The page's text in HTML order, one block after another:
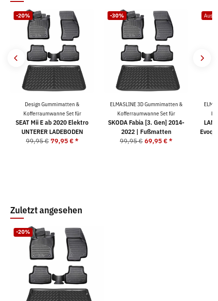
-20%
Design Gummimatten &
Kofferraumwanne Set für
SEAT Mii E ab 2020 Elektro
UNTERER LADEBODEN
99,95 € 79,95 €*
-30%
ELMASLINE 3D Gummimatten &
Kofferraumwanne Set für
SKODA Fabia [3. Gen] 2014-
2022 | Fußmatten
99,95 € 69,95 €*
Zuletzt angesehen
-20%